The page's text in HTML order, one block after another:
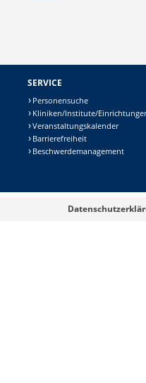
SERVICE
Personensuche
Kliniken/Institute/
Veranstaltungskalender
Barrierefreiheit
Beschwerdemanagement